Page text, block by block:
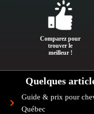
Comparez pour
trouver le
meilleur !
Quelques
Guide & prix pour
Québec